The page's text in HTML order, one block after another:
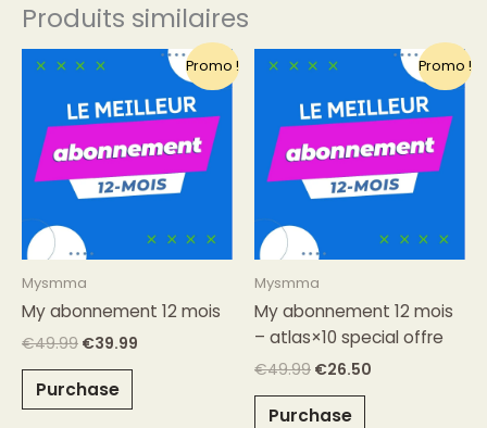
Produits similaires
Promo !
Mysmma
My abonnement 12 mois
€49.99
Le
prix
initial
était :
€39.99
actuel
est :
€39.99.
Purchase
Promo !
Mysmma
My abonnement 12 mois
– atlas×10 special offre
€49.99
Le
prix
initial
était :
€26.50
actuel
est :
€26.50.
Purchase